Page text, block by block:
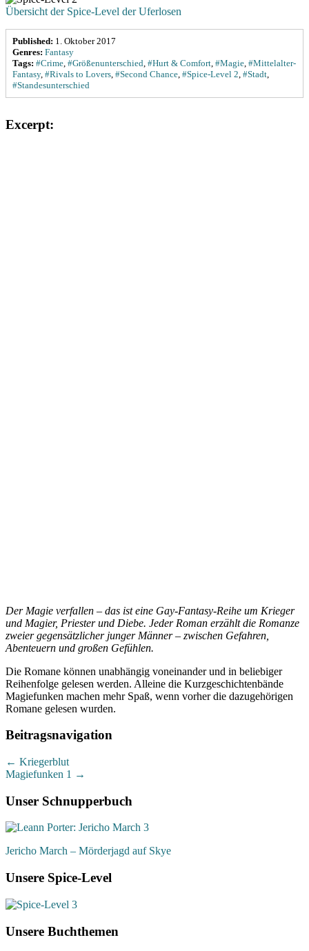
Übersicht der Spice-Level der Uferlosen
Published: 1. Oktober 2017
Genres: Fantasy
Tags: #Crime, #Größenunterschied, #Hurt & Comfort, #Magie, #Mittelalter-
Fantasy, #Rivals to Lovers, #Second Chance, #Spice-Level 2, #Stadt,
#Standesunterschied
Excerpt:
Der Magie verfallen – das ist eine Gay-Fantasy-Reihe um Krieger
und Magier, Priester und Diebe. Jeder Roman erzählt die Romanze
zweier gegensätzlicher junger Männer – zwischen Gefahren,
Abenteuern und großen Gefühlen.
Die Romane können unabhängig voneinander und in beliebiger
Reihenfolge gelesen werden. Alleine die Kurzgeschichtenbände
Magiefunken machen mehr Spaß, wenn vorher die dazugehörigen
Romane gelesen wurden.
Beitragsnavigation
← Kriegerblut
Magiefunken 1 →
Unser Schnupperbuch
Jericho March – Mörderjagd auf Skye
Unsere Spice-Level
Unsere Buchthemen